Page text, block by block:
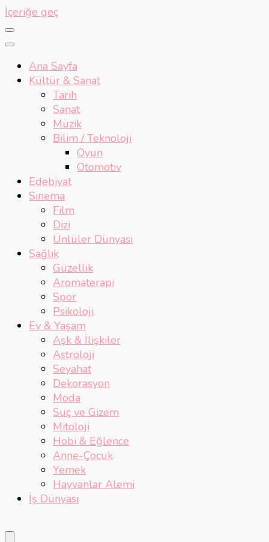
İçeriğe geç
Ana Sayfa
Kültür & Sanat
Tarih
Sanat
Müzik
Bilim / Teknoloji
Oyun
Otomotiv
Edebiyat
Sinema
Film
Dizi
Ünlüler Dünyası
Sağlık
Güzellik
Aromaterapi
Spor
Psikoloji
Ev & Yaşam
Aşk & İlişkiler
Astroloji
Seyahat
Dekorasyon
Moda
Suç ve Gizem
Mitoloji
Hobi & Eğlence
Anne-Çocuk
Yemek
Hayvanlar Alemi
İş Dünyası